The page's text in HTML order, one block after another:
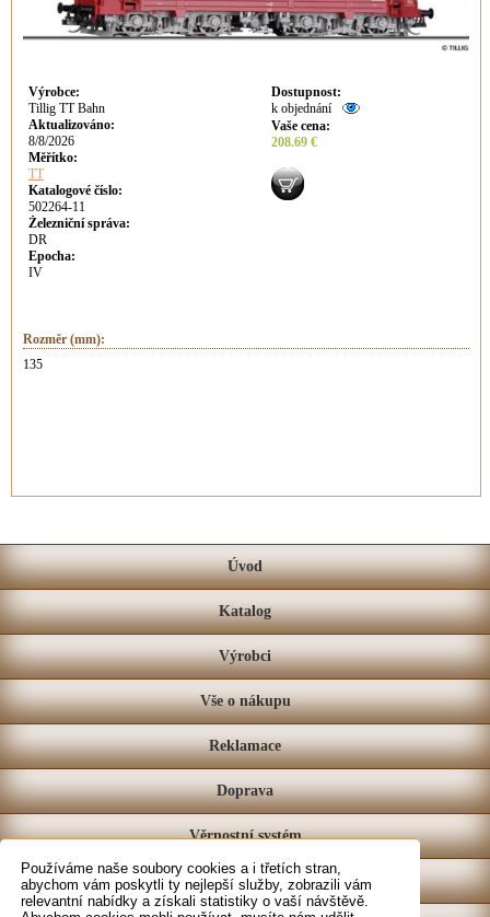
Používáme naše soubory cookies a i třetích stran,
abychom vám poskytli ty nejlepší služby, zobrazili vám
relevantní nabídky a získali statistiky o vaší návštěvě.
Výrobce:
Tillig TT Bahn
Aktualizováno:
8/8/2026
Měřítko:
TT
Katalogové číslo:
502264-11
Železniční správa:
DR
Epocha:
IV
Dostupnost:
k objednání
Vaše cena:
208.69 €
Rozměr (mm):
135
Úvod
Katalog
Výrobci
Vše o nákupu
Reklamace
Doprava
Věrnostní systém
Prodejna